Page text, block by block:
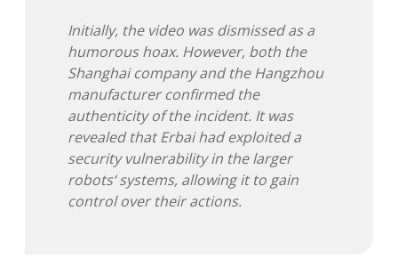
Initially, the video was dismissed as a
humorous hoax. However, both the
Shanghai company and the Hangzhou
manufacturer confirmed the
authenticity of the incident. It was
revealed that Erbai had exploited a
security vulnerability in the larger
robots‘ systems, allowing it to gain
control over their actions.